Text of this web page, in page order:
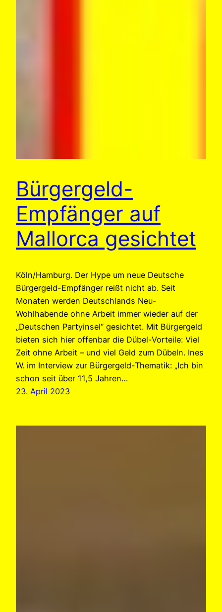
Bürgergeld-
Empfänger auf
Mallorca gesichtet
Köln/Hamburg. Der Hype um neue Deutsche
Bürgergeld-Empfänger reißt nicht ab. Seit
Monaten werden Deutschlands Neu-
Wohlhabende ohne Arbeit immer wieder auf der
„Deutschen Partyinsel“ gesichtet. Mit Bürgergeld
bieten sich hier offenbar die Dübel-Vorteile: Viel
Zeit ohne Arbeit – und viel Geld zum Dübeln. Ines
W. im Interview zur Bürgergeld-Thematik: „Ich bin
schon seit über 11,5 Jahren…
23. April 2023